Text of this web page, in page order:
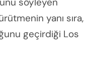
yanı sıra,
geçirdiği Los